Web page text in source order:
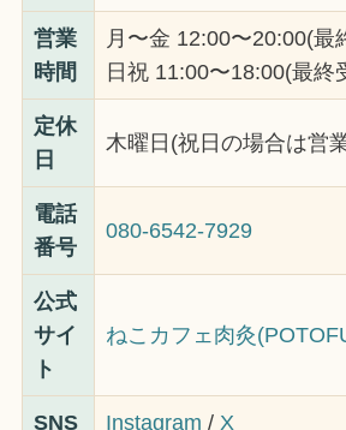
営業
時間
月〜金 12:00〜20:00(最
日祝 11:00〜18:00(最終
定休
日
木曜日(祝日の場合は営
電話
番号
080-6542-7929
公式
サイ
ト
ねこカフェ肉灸
SNS Instagram / X